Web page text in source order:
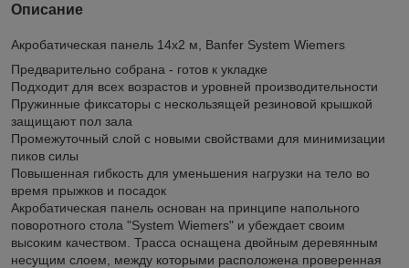
Описание
Акробатическая панель 14х2 м, Banfer System Wiemers
Предварительно собрана - готов к укладке
Подходит для всех возрастов и уровней производительности
Пружинные фиксаторы с нескользящей резиновой крышкой
защищают пол зала
Промежуточный слой с новыми свойствами для минимизации
пиков силы
Повышенная гибкость для уменьшения нагрузки на тело во
время прыжков и посадок
Акробатическая панель основан на принципе напольного
поворотного стола "System Wiemers" и убеждает своим
высоким качеством. Трасса оснащена двойным деревянным
несущим слоем, между которыми расположена проверенная